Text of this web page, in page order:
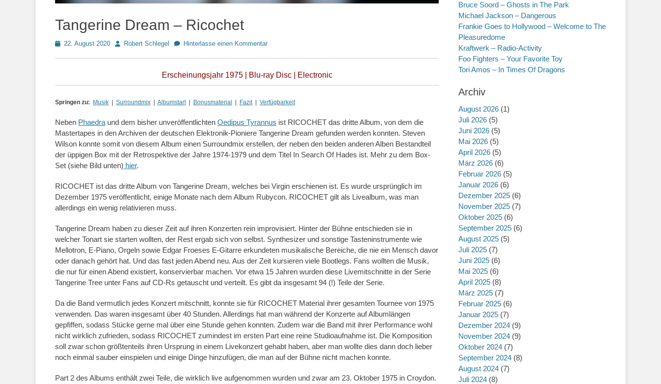
Tangerine Dream – Ricochet
Posted22. August 2020 AutorRobert Schlegel Hinterlasse einen Kommentar
Erscheinungsjahr 1975 | Blu-ray Disc | Electronic
Springen zu: Musik Surroundmix Albumstart| Bonusmaterial Fazit| Verfügbarkeit
Neben Phaedraund dem bisher unveröffentlichten Oedipus Tyrannus ist RICOCHET das dritte Album, von dem die
Mastertapes in den Archiven der deutschen Elektronik-Pioniere Tangerine Dream gefunden werden konnten. Steven
Wilson konnte somit von diesem Album einen Surroundmix erstellen, der neben den beiden anderen Alben Bestandteil
der üppigen Box mit der Retrospektive der Jahre 1974-1979 und dem Titel In Search Of Hades ist. Mehr zu dem Box-
Set (siehe Bild unten) hier.
RICOCHET ist das dritte Album von Tangerine Dream, welches bei Virgin erschienen ist. Es wurde ursprünglich im
Dezember 1975 veröffentlicht, einige Monate nach dem Album Rubycon. RICOCHET gilt als Livealbum, was man
allerdings ein wenig relativieren muss.
Tangerine Dream haben zu dieser Zeit auf ihren Konzerten rein improvisiert. Hinter der Bühne entschieden sie in
welcher Tonart sie starten wollten, der Rest ergab sich von selbst. Synthesizer und sonstige Tasteninstrumente wie
Mellotron, E-Piano, Orgeln sowie Edgar Froeses E-Gitarre erkundeten musikalische Bereiche, die nie ein Mensch davor
oder danach gehört hat. Und das fast jeden Abend neu. Aus der Zeit kursieren viele Bootlegs. Fans wollten die Musik,
die nur für einen Abend existiert, konservierbar machen. Vor etwa 15 Jahren wurden diese Livemitschnitte in der Serie
Tangerine Tree unter Fans auf CD-Rs getauscht und verteilt. Es gibt da insgesamt 94 (!) Teile der Serie.
Da die Band vermutlich jedes Konzert mitschnitt, konnte sie für RICOCHET Material ihrer gesamten Tournee von 1975
verwenden. Das waren insgesamt über 40 Stunden. Allerdings hat man während der Konzerte auf Albumlängen
gepfiffen, sodass Stücke gerne mal über eine Stunde gehen konnten. Zudem war die Band mit ihrer Performance wohl
nicht wirklich zufrieden, sodass RICOCHET zumindest im ersten Part eine reine Studioaufnahme ist. Die Komposition
soll zwar schon größtenteils ihren Ursprung in einem Livekonzert gehabt haben, aber man wollte dies dann doch lieber
noch einmal sauber einspielen und einige Dinge hinzufügen, die man auf der Bühne nicht machen konnte.
Part 2 des Albums enthält zwei Teile, die wirklich live aufgenommen wurden und zwar am 23. Oktober 1975 in Croydon.
Bruce Soord – Ghosts in The Park
Michael Jackson – Dangerous
Frankie Goes to Hollywood – Welcome to The
Pleasuredome
Kraftwerk – Radio-Activity
Foo Fighters – Your Favorite Toy
Tori Amos – In Times Of Dragons
Archiv
August 2026 (1)
Juli 2026 (5)
Juni 2026 (5)
Mai 2026 (5)
April 2026 (5)
März 2026 (6)
Februar 2026 (5)
Januar 2026 (6)
Dezember 2025 (6)
November 2025 (7)
Oktober 2025 (6)
September 2025 (6)
August 2025 (5)
Juli 2025 (7)
Juni 2025 (6)
Mai 2025 (6)
April 2025 (8)
März 2025 (7)
Februar 2025 (6)
Januar 2025 (7)
Dezember 2024 (9)
November 2024 (9)
Oktober 2024 (7)
September 2024 (8)
August 2024 (7)
Juli 2024 (8)